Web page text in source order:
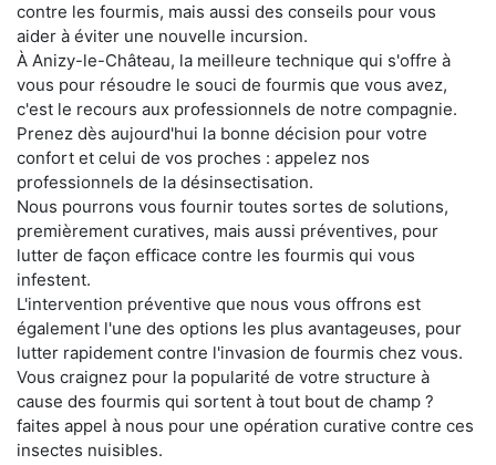
contre les fourmis, mais aussi des conseils pour vous
aider à éviter une nouvelle incursion.
À Anizy-le-Château, la meilleure technique qui s'offre à
vous pour résoudre le souci de fourmis que vous avez,
c'est le recours aux professionnels de notre compagnie.
Prenez dès aujourd'hui la bonne décision pour votre
confort et celui de vos proches : appelez nos
professionnels de la désinsectisation.
Nous pourrons vous fournir toutes sortes de solutions,
premièrement curatives, mais aussi préventives, pour
lutter de façon efficace contre les fourmis qui vous
infestent.
L'intervention préventive que nous vous offrons est
également l'une des options les plus avantageuses, pour
lutter rapidement contre l'invasion de fourmis chez vous.
Vous craignez pour la popularité de votre structure à
cause des fourmis qui sortent à tout bout de champ ?
faites appel à nous pour une opération curative contre ces
insectes nuisibles.